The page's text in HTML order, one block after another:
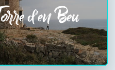
d'en Beu